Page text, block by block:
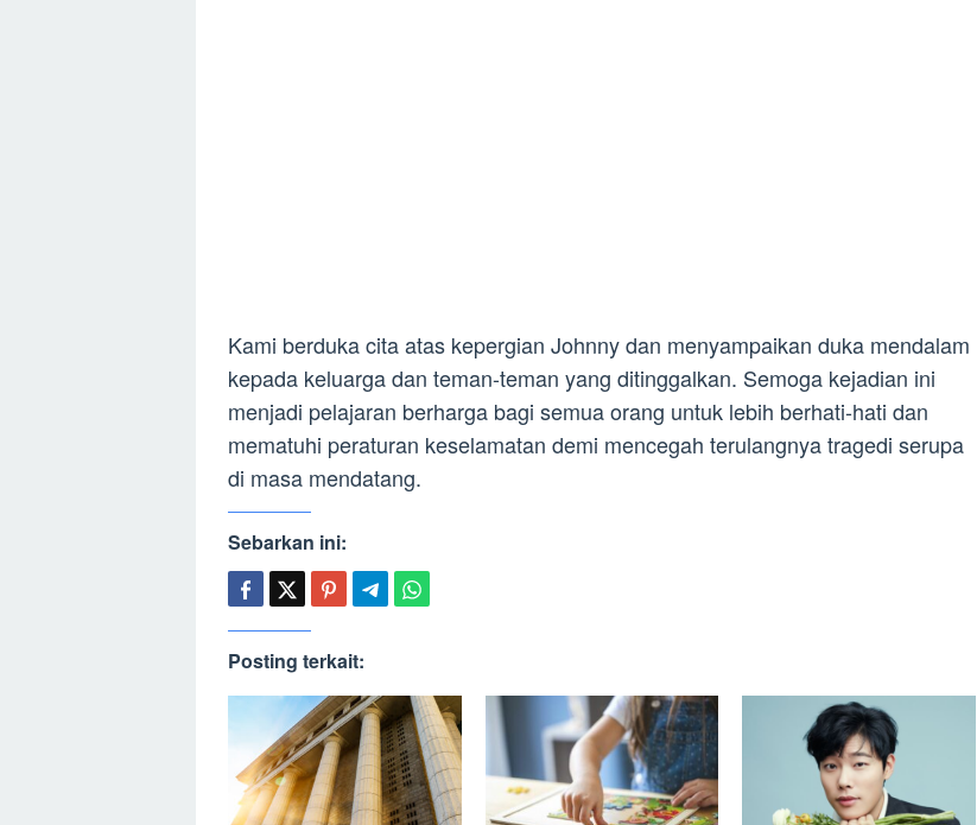
Kami berduka cita atas kepergian Johnny dan menyampaikan duka mendalam
kepada keluarga dan teman-teman yang ditinggalkan. Semoga kejadian ini
menjadi pelajaran berharga bagi semua orang untuk lebih berhati-hati dan
mematuhi peraturan keselamatan demi mencegah terulangnya tragedi serupa
di masa mendatang.
Sebarkan ini:
Posting terkait: